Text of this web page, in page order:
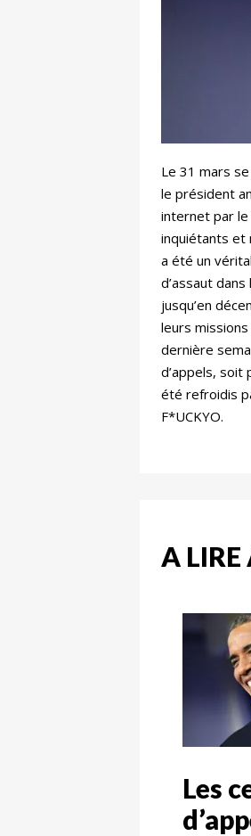
Le 31 mars
le président
internet par le
inquiétants et
a été un
d’assaut
jusqu’en
leurs
dernière
d’appels, soit
été refroidis
F*UCKYO.
A LIRE
Les